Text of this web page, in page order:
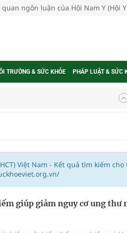
ngôn luận của Hội Nam Y (Hội
TRƯỜNG & SỨC KHỎE PHÁP LUẬT & SỨC
Việt Nam - Kết quả tìm kiếm cho
giúp giảm nguy cơ ung thư